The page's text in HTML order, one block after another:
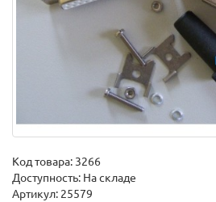
Код товара: 3266
Доступность: На складе
Артикул: 25579